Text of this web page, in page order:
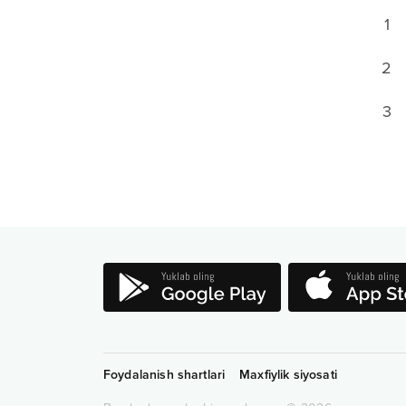
1
2
3
Foydalanish shartlari Maxfiylik siyosati